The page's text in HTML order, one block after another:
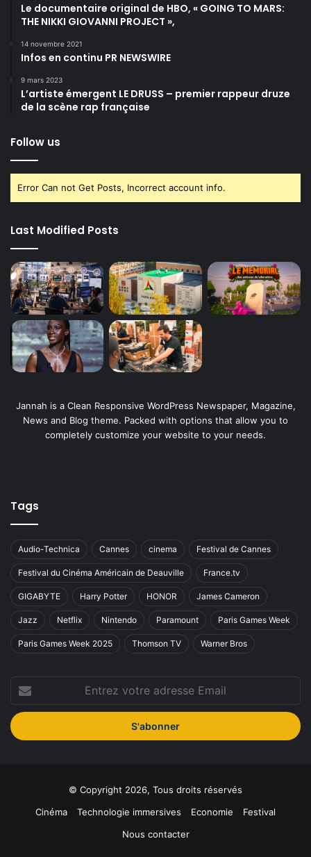
Le documentaire original de HBO, « GOING TO MARS:
THE NIKKI GIOVANNI PROJECT »,
14 novembre 2021
Infos en continu PR NEWSWIRE
9 mars 2023
L’artiste émergent LE DRUSS – premier rappeur druze
de la scène rap française
Follow us
Error Can not Get Posts, Incorrect account info.
Last Modified Posts
Jannah is a Clean Responsive WordPress Newspaper, Magazine,
News and Blog theme. Packed with options that allow you to
completely customize your website to your needs.
Tags
Audio-Technica Cannes cinema Festival de Cannes
Festival du Cinéma Américain de Deauville France.tv
GIGABYTE Harry Potter HONOR James Cameron
Jazz Netflix Nintendo Paramount Paris Games Week
Paris Games Week 2025 Thomson TV Warner Bros
votre
adresse
Email
© Copyright 2026, Tous droits réservés
Cinéma
Technologie immersives Economie
Festival
Nous contacter